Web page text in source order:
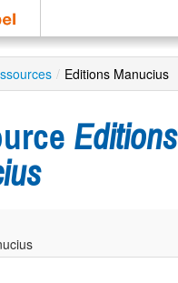
/ Editions Manucius
Editions